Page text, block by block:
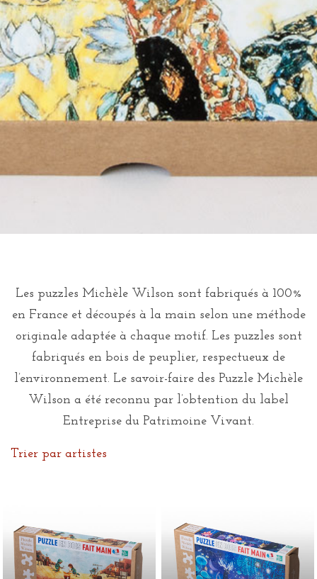
Les puzzles Michèle Wilson sont fabriqués à 100%
en France et découpés à la main selon une méthode
originale adaptée à chaque motif. Les puzzles sont
fabriqués en bois de peuplier, respectueux de
l’environnement. Le savoir-faire des Puzzle Michèle
Wilson a été reconnu par l’obtention du label
Entreprise du Patrimoine Vivant.
Trier par artistes